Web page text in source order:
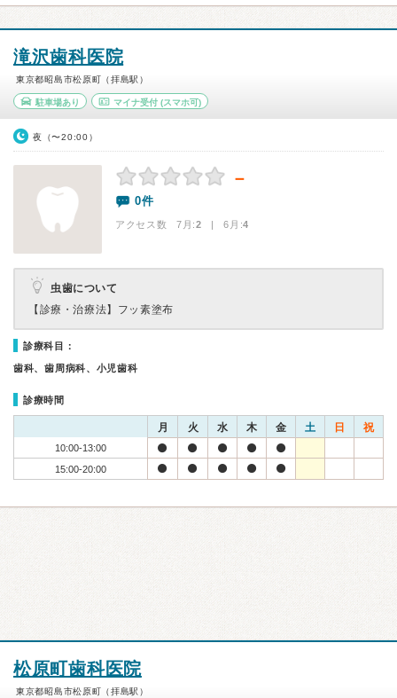
滝沢歯科医院
東京都昭島市松原町（拝島駅）
駐車場あり マイナ受付(スマホ可)
夜（〜20:00）
－
0件
アクセス数 7月:2 | 6月:4
虫歯について
【診療・治療法】 フッ素塗布
診療科目：
歯科、歯周病科、小児歯科
診療時間
月 火 水 木 金 土 日 祝
10:00-13:00
15:00-20:00
松原町歯科医院
東京都昭島市松原町（拝島駅）